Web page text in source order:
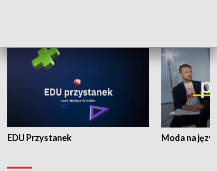
EDU Przystanek Moda na